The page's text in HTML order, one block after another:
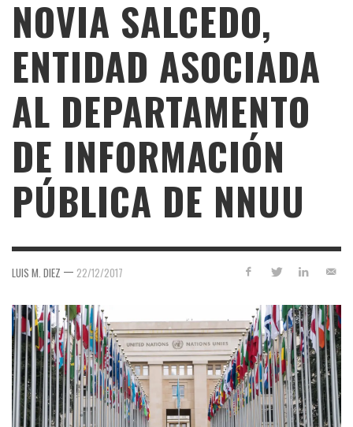
NOVIA SALCEDO,
ENTIDAD ASOCIADA
AL DEPARTAMENTO
DE INFORMACIÓN
PÚBLICA DE NNUU
LUIS M. DIEZ — 22/12/2017